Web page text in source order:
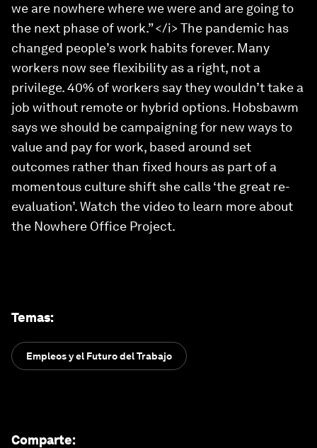
we are nowhere where we were and are going to
the next phase of work.” </i> The pandemic has
changed people’s work habits forever. Many
workers now see flexibility as a right, not a
privilege. 40% of workers say they wouldn’t take a
job without remote or hybrid options. Hobsbawm
says we should be campaigning for new ways to
value and pay for work, based around set
outcomes rather than fixed hours as part of a
momentous culture shift she calls ‘the great re-
evaluation’. Watch the video to learn more about
the Nowhere Office Project.
Temas:
Empleos y el Futuro del Trabajo
Comparte: